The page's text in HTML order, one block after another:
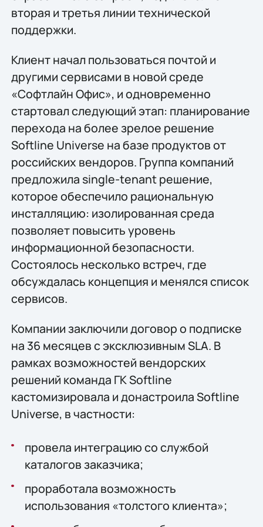
вторая и третья линии технической
поддержки.
Клиент начал пользоваться почтой и
другими сервисами в новой среде
«Софтлайн Офис», и одновременно
стартовал следующий этап: планирование
перехода на более зрелое решение
Softline Universe на базе продуктов от
российских вендоров. Группа компаний
предложила single-tenant решение,
которое обеспечило рациональную
инсталляцию: изолированная среда
позволяет повысить уровень
информационной безопасности.
Состоялось несколько встреч, где
обсуждалась концепция и менялся список
сервисов.
Компании заключили договор о подписке
на 36 месяцев с эксклюзивным SLA. В
рамках возможностей вендорских
решений команда ГК Softline
кастомизировала и донастроила Softline
Universe, в частности:
провела интеграцию со службой
каталогов заказчика;
проработала возможность
использования «толстого клиента»;